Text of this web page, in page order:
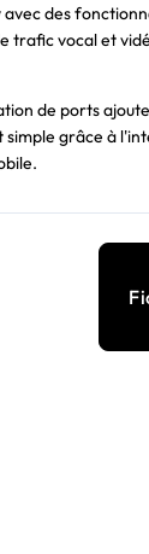
des
trafic vocal et
de ports
simple grâce à